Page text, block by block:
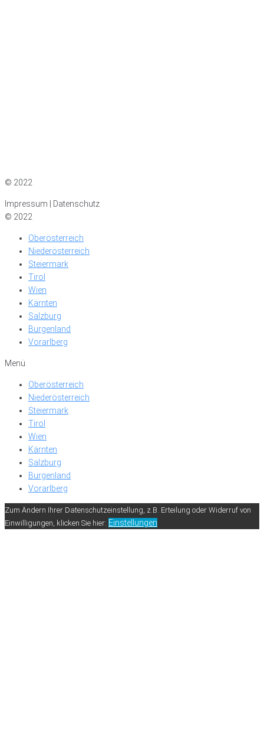
© 2022
Impressum | Datenschutz
© 2022
Oberösterreich
Niederösterreich
Steiermark
Tirol
Wien
Kärnten
Salzburg
Burgenland
Vorarlberg
Menü
Oberösterreich
Niederösterreich
Steiermark
Tirol
Wien
Kärnten
Salzburg
Burgenland
Vorarlberg
Zum Ändern Ihrer Datenschutzeinstellung, z.B. Erteilung oder Widerruf von
Einwilligungen, klicken Sie hier: Einstellungen